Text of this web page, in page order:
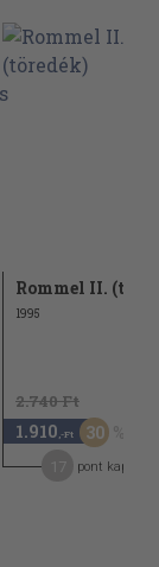
Rommel II.
1995
2.740 Ft
1.910 ,-Ft 30
pont kapható